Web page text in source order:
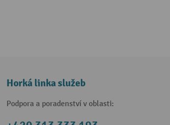
Horká linka služeb
Podpora a poradenství v oblasti: